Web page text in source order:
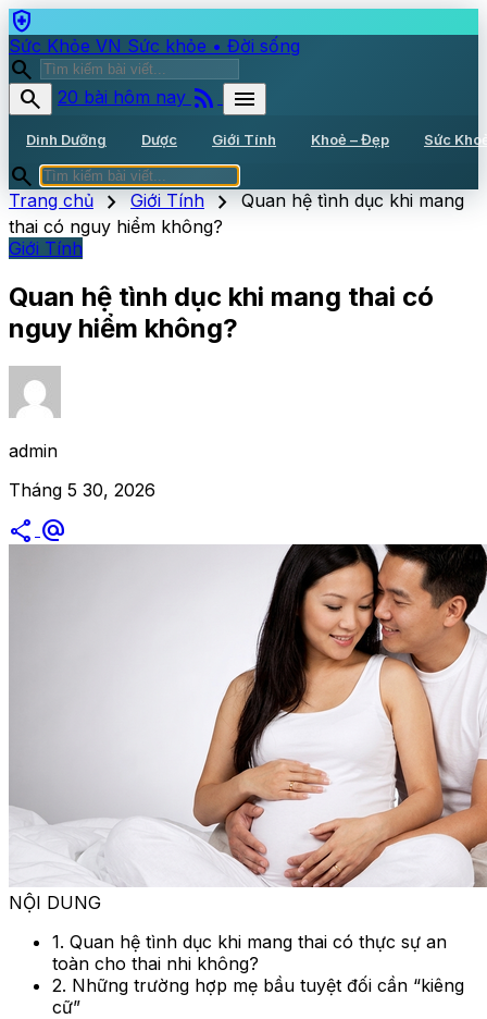
health_and_safety
Sức Khỏe VN Sức khỏe • Đời sống
search
search
20 bài hôm nay rss_feed menu
Dinh Dưỡng Dược Giới Tính Khoẻ – Đẹp Sức
search
Trang chủ chevron_right Giới Tính chevron_right Quan hệ tình dục khi mang
thai có nguy hiểm không?
Giới Tính
Quan hệ tình dục khi mang thai có
nguy hiểm không?
admin
Tháng 5 30, 2026
share alternate_email
NỘI DUNG
1. Quan hệ tình dục khi mang thai có thực sự an
toàn cho thai nhi không?
2. Những trường hợp mẹ bầu tuyệt đối cần “kiêng
cữ”